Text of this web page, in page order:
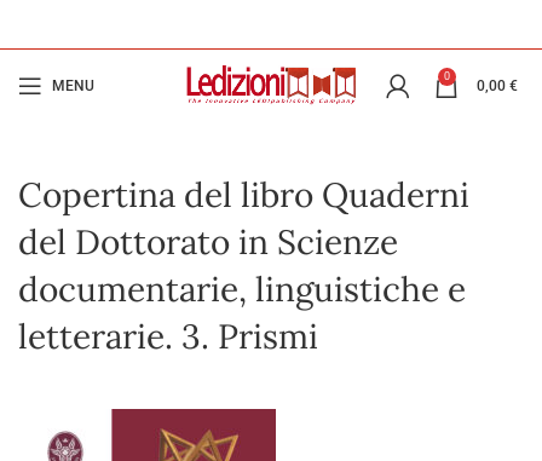
MENU
0
0,00 €
Copertina del libro Quaderni
del Dottorato in Scienze
documentarie, linguistiche e
letterarie. 3. Prismi